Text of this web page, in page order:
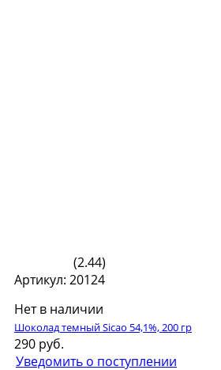
(2.44)
Артикул: 20124
Нет в наличии
Шоколад темный Sicao 54,1%, 200 гр
290 руб.
Уведомить о поступлении